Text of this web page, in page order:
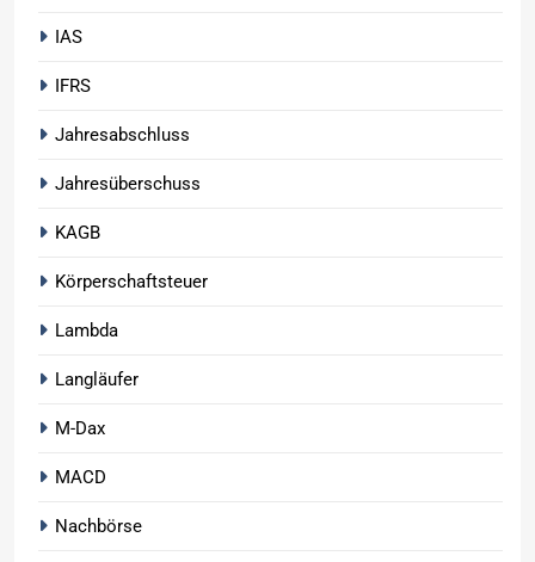
IAS
IFRS
Jahresabschluss
Jahresüberschuss
KAGB
Körperschaftsteuer
Lambda
Langläufer
M-Dax
MACD
Nachbörse